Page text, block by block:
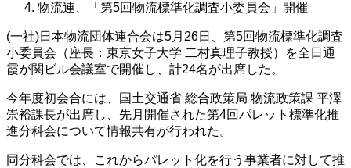
物流連、「第5回物流標準化調査小委員会」開催
(一社)日本物流団体連合会は5月26日、第5回物流標準化調査
小委員会（座長：東京女子大学 二村真理子教授）を全日通
霞が関ビル会議室で開催し、計24名が出席した。
今年度初会合には、国土交通省 総合政策局 物流政策課 平澤
崇裕課長が出席し、先月開催された第4回パレット標準化推
進分科会について情報共有が行われた。
同分科会では、これからパレット化を行う事業者に対して推